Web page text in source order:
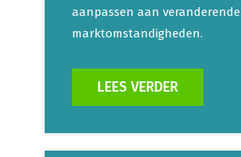
aanpassen aan veranderende
marktomstandigheden.
LEES VERDER